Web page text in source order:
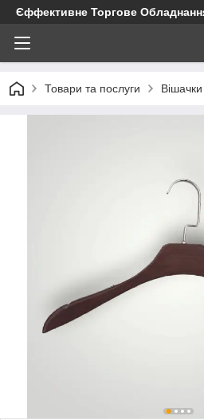
Єффективне Торгове
Товари та послуги